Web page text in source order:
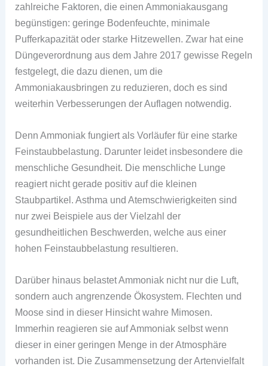
zahlreiche Faktoren, die einen Ammoniakausgang
begünstigen: geringe Bodenfeuchte, minimale
Pufferkapazität oder starke Hitzewellen. Zwar hat eine
Düngeverordnung aus dem Jahre 2017 gewisse Regeln
festgelegt, die dazu dienen, um die
Ammoniakausbringen zu reduzieren, doch es sind
weiterhin Verbesserungen der Auflagen notwendig.
Denn Ammoniak fungiert als Vorläufer für eine starke
Feinstaubbelastung. Darunter leidet insbesondere die
menschliche Gesundheit. Die menschliche Lunge
reagiert nicht gerade positiv auf die kleinen
Staubpartikel. Asthma und Atemschwierigkeiten sind
nur zwei Beispiele aus der Vielzahl der
gesundheitlichen Beschwerden, welche aus einer
hohen Feinstaubbelastung resultieren.
Darüber hinaus belastet Ammoniak nicht nur die Luft,
sondern auch angrenzende Ökosystem. Flechten und
Moose sind in dieser Hinsicht wahre Mimosen.
Immerhin reagieren sie auf Ammoniak selbst wenn
dieser in einer geringen Menge in der Atmosphäre
vorhanden ist. Die Zusammensetzung der Artenvielfalt